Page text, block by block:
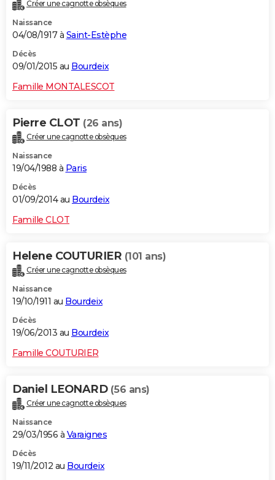
Créer une cagnotte obsèques
Naissance
04/08/1917 à Saint-Estèphe
Décès
09/01/2015 au Bourdeix
Famille MONTALESCOT
Pierre CLOT (26 ans)
Créer une cagnotte obsèques
Naissance
19/04/1988 à Paris
Décès
01/09/2014 au Bourdeix
Famille CLOT
Helene COUTURIER (101 ans)
Créer une cagnotte obsèques
Naissance
19/10/1911 au Bourdeix
Décès
19/06/2013 au Bourdeix
Famille COUTURIER
Daniel LEONARD (56 ans)
Créer une cagnotte obsèques
Naissance
29/03/1956 à Varaignes
Décès
19/11/2012 au Bourdeix